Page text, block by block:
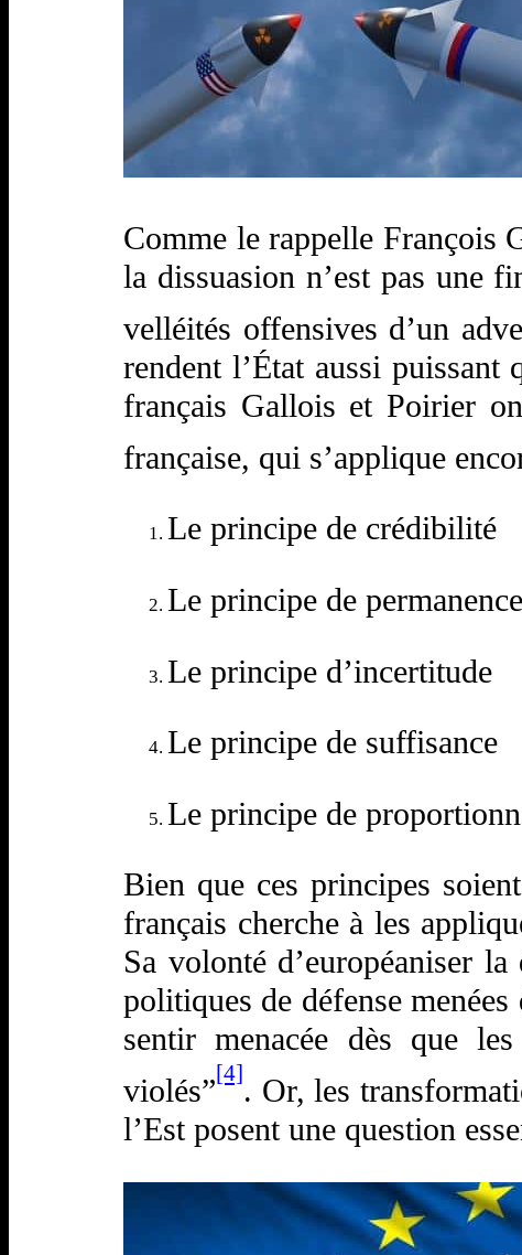
Comme le rappelle François
la dissuasion n’est pas une
velléités offensives d’un
rendent l’État aussi puissant
français Gallois et Poirier
française, qui s’applique
Le principe de crédibilité
Le principe de permanence
Le principe d’incertitude
Le principe de suffisance
Le principe de
Bien que ces principes
français cherche à les
Sa volonté d’européaniser
politiques de défense
sentir menacée dès que
violés”
[4]
. Or, les
l’Est posent une question